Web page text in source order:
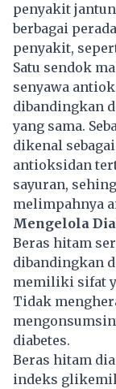
penyakit
berbagai
penyakit,
Satu sendok
senyawa
dibandingkan
yang sama.
dikenal
antioksidan
sayuran,
melimpahnya
Mengelola
Beras hitam
dibandingkan
memiliki sifat
Tidak
diabetes.
Beras hitam
indeks